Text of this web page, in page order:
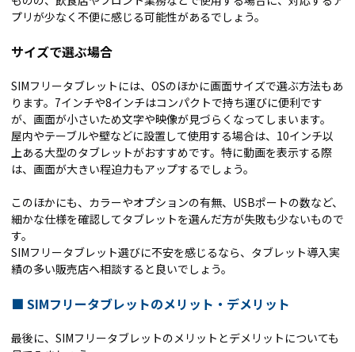
プリが少なく不便に感じる可能性があるでしょう。
サイズで選ぶ場合
SIMフリータブレットには、OSのほかに画面サイズで選ぶ方法もあ
ります。7インチや8インチはコンパクトで持ち運びに便利です
が、画面が小さいため文字や映像が見づらくなってしまいます。
屋内やテーブルや壁などに設置して使用する場合は、10インチ以
上ある大型のタブレットがおすすめです。特に動画を表示する際
は、画面が大きい程迫力もアップするでしょう。
このほかにも、カラーやオプションの有無、USBポートの数など、
細かな仕様を確認してタブレットを選んだ方が失敗も少ないもので
す。
SIMフリータブレット選びに不安を感じるなら、タブレット導入実
績の多い販売店へ相談すると良いでしょう。
■ SIMフリータブレットのメリット・デメリット
最後に、SIMフリータブレットのメリットとデメリットについても